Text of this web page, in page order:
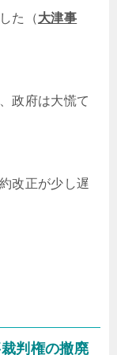
た（大津事
政府は大慌て
改正が少し遅
判権の撤廃